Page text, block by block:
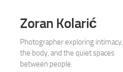
contentZoran Kolarić
Photographer exploring intimacy,
the body, and the quiet spaces
between people.